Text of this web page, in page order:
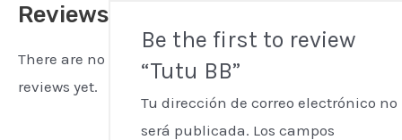
Reviews
There are no
reviews yet.
Be the first to review
“Tutu BB”
Tu dirección de correo electrónico no
será publicada. Los campos